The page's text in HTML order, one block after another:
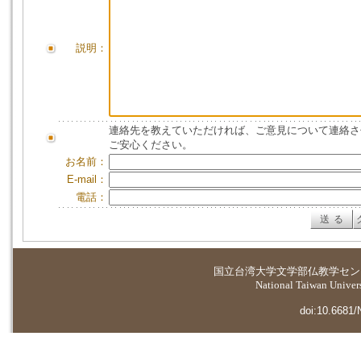
説明：
連絡先を教えていただければ、ご意見について連絡
ご安心ください。
お名前：
E-mail：
電話：
国立台湾大学文学部仏教学セ
National Taiwan
doi:10.6681/